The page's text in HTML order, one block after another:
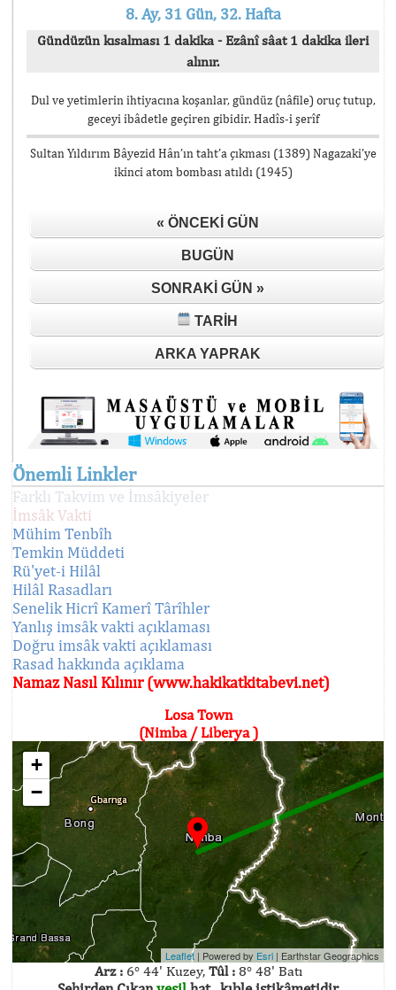
8. Ay, 31 Gün, 32. Hafta
Gündüzün kısalması 1 dakika - Ezânî sâat 1 dakika ileri
alınır.
Dul ve yetimlerin ihtiyacına koşanlar, gündüz (nâfile) oruç tutup,
geceyi ibâdetle geçiren gibidir. Hadîs-i şerîf
Sultan Yıldırım Bâyezid Hân’ın taht’a çıkması (1389) Nagazaki’ye
ikinci atom bombası atıldı (1945)
« ÖNCEKI GÜN
BUGÜN
SONRAKI GÜN »
TARIH
ARKA YAPRAK
Önemli Linkler
Farklı Takvim ve İmsâkiyeler
İmsâk Vakti
Mühim Tenbîh
Temkin Müddeti
Rü'yet-i Hilâl
Hilâl Rasadları
Senelik Hicrî Kamerî Târîhler
Yanlış imsâk vakti açıklaması
Doğru imsâk vakti açıklaması
Rasad hakkında açıklama
Namaz Nasıl Kılınır (www.hakikatkitabevi.net)
Losa Town
(Nimba / Liberya )
+
−
Leaflet | Powered by Esri | Earthstar Geographics
Arz :6° 44' Kuzey, Tûl :8° 48' Batı